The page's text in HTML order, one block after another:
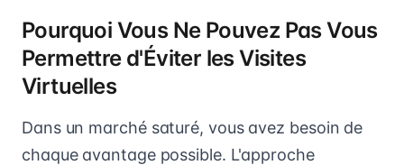
Pourquoi Vous Ne Pouvez Pas Vous
Permettre d'Éviter les Visites
Virtuelles
Dans un marché saturé, vous avez besoin de
chaque avantage possible. L'approche